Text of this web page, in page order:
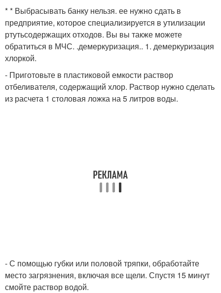
* * Выбрасывать банку нельзя. ее нужно сдать в
предприятие, которое специализируется в утилизации
ртутьсодержащих отходов. Вы вы также можете
обратиться в МЧС. .демеркуризация.. 1. демеркуризация
хлоркой.
- Приготовьте в пластиковой емкости раствор
отбеливателя, содержащий хлор. Раствор нужно сделать
из расчета 1 столовая ложка на 5 литров воды.
- С помощью губки или половой тряпки, обработайте
место загрязнения, включая все щели. Спустя 15 минут
смойте раствор водой.